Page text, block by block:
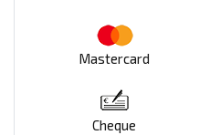
Mastercard
Cheque